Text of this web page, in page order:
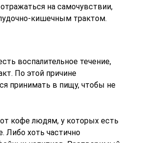
на самочувствии,
кишечным трактом.
воспалительное течение,
По этой причине
принимать в пищу, чтобы не
кофе людям, у которых есть
Либо хоть частично